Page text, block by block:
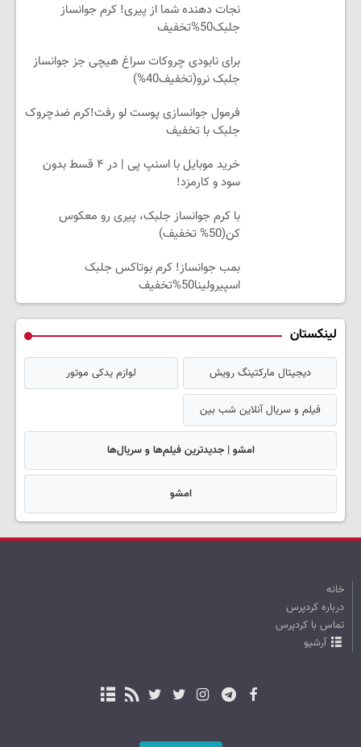
نجات دهنده شما از پیری! کرم جوانساز
جلبک50%تخفیف
برای نابودی چروکات سراغ هیچی جز جوانساز
جلبک نرو(تخفیف40%)
فرمول جوانسازی پوست لو رفت!کرم ضدچروک
جلبک با تخفیف
خرید موبایل با اسنپ پی | در ۴ قسط بدون
سود و کارمزد!
با کرم جوانساز جلبک، پیری رو معکوس
کن(50% تخفیف)
بمب جوانساز! کرم بوتاکس جلبک
اسپیرولینا50%تخفیف
لینکستان
دیجیتال مارکتینگ رویش لوازم یدکی موتور
فیلم و سریال آنلاین شب بین
امشو | جدیدترین فیلم‌ها و سریال‌ها
امشو
خانه
درباره کردپرس
تماس با کردپرس
آرشیو